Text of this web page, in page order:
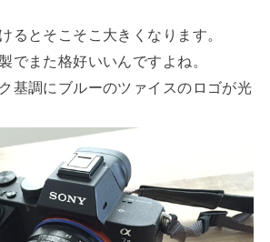
るとそこそこ大きくなります。
でまた格好いいんですよね。
基調にブルーのツァイスのロゴが光